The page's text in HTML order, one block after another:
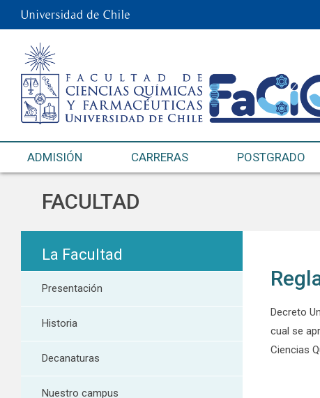
ADMISIÓN CARRERAS POSTGRADO
FACULTAD
La Facultad
Presentación
Historia
Decanaturas
Nuestro campus
Decreto
cual se
Ciencias